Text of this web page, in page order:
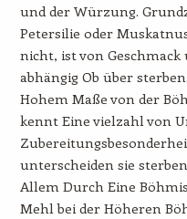
und der Würzung.
Petersilie oder
nicht, ist von
abhängig Ob über
Hohem Maße von der
kennt Eine vielzahl von
unterscheiden sie
Allem Durch Eine
Mehl bei der Höheren